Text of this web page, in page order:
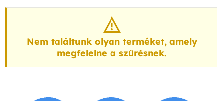
Nem találtunk olyan terméket, amely
megfelelne a szűrésnek.